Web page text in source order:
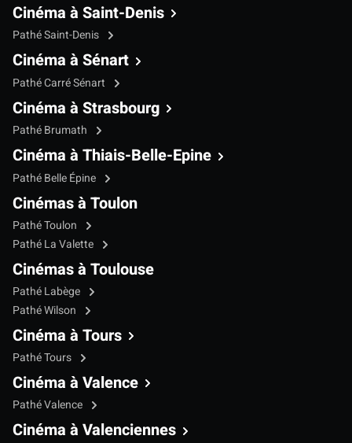
Cinéma à Saint-Denis
Pathé Saint-Denis
Cinéma à Sénart
Pathé Carré Sénart
Cinéma à Strasbourg
Pathé Brumath
Cinéma à Thiais-Belle-Epine
Pathé Belle Épine
Cinémas à Toulon
Pathé Toulon
Pathé La Valette
Cinémas à Toulouse
Pathé Labège
Pathé Wilson
Cinéma à Tours
Pathé Tours
Cinéma à Valence
Pathé Valence
Cinéma à Valenciennes